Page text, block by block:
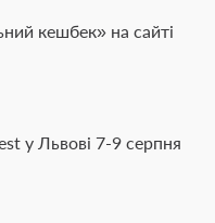
кешбек» на сайті
у Львові 7-9 серпня